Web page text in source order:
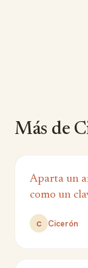
Más de
Aparta un
como un
C Cicerón